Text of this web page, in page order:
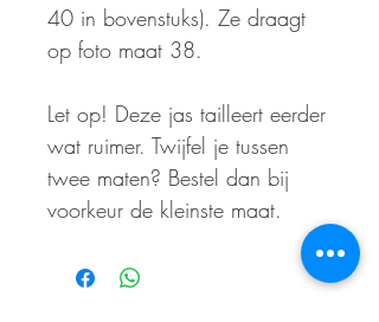
40 in bovenstuks). Ze draagt
op foto maat 38.
Let op! Deze jas tailleert eerder
wat ruimer. Twijfel je tussen
twee maten? Bestel dan bij
voorkeur de kleinste maat.